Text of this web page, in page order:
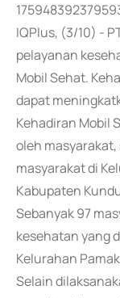
IQPlus, (3/10) -
pelayanan
Mobil Sehat.
dapat
Kehadiran Mobil
oleh
masyarakat di
Kabupaten
Sebanyak 97
kesehatan yang
Kelurahan
Selain